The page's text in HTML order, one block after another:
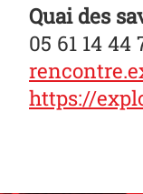
Quai des
05 61 14 44
https://